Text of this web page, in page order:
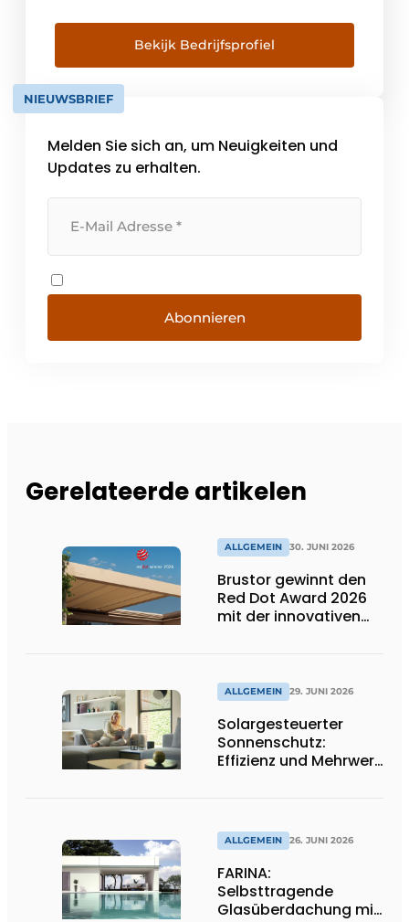
Markt (Innovation), denen es gelungen ist,
einen Rollladen luftdicht in die Hohlwand
einzubauen. Das spart erhebliche
Mehrkosten (Nachhaltigkeit) und weil wir
uns des Produktes so sicher sind, [...]
Bekijk Bedrijfsprofiel
NIEUWSBRIEF
Melden Sie sich an, um Neuigkeiten und
Updates zu erhalten.
Abonnieren
Gerelateerde artikelen
ALLGEMEIN 30. JUNI 2026
Brustor gewinnt den
Red Dot Award 2026
mit der innovativen
ALLGEMEIN 29. JUNI 2026
Solargesteuerter
Sonnenschutz:
Effizienz und Mehrwert
ALLGEMEIN 26. JUNI 2026
FARINA:
Selbsttragende
Glasüberdachung mit